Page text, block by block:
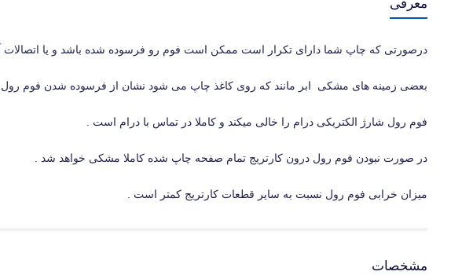
معرفی
درصورتی که چاپ شما دارای تکرار است ممکن است فوم رو فرسوده شده باشد و یا اتصالات
بعضی زمینه های مشکی ابر مانند که روی کاغذ چاپ می شود نشان از فرسوده شدن فوم
فوم رول شارژ الکتریکی درام را خالی میکند و کاملا در تماس با درام است .
در صورت نبودن فوم رول درون کارتریج تمام صفحه چاپ شده کاملا مشکی خواهد شد .
میزان خرابی فوم رول نسبت به سایر قطعات کارتریج کمتر است .
مشخصات